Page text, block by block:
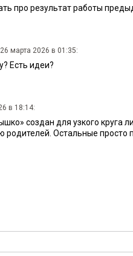
про результат работы
26 марта 2026 в 01:35:
Есть идеи?
в 18:14:
создан для узкого круга
Остальные просто
в 12:21: